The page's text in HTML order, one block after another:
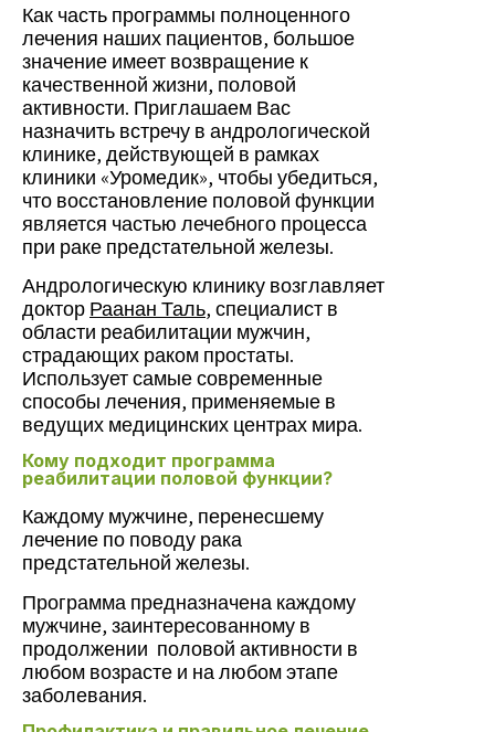
Как часть программы полноценного
лечения наших пациентов, большое
значение имеет возвращение к
качественной жизни, половой
активности. Приглашаем Вас
назначить встречу в андрологической
клинике, действующей в рамках
клиники «Уромедик», чтобы убедиться,
что восстановление половой функции
является частью лечебного процесса
при раке предстательной железы.
Андрологическую клинику возглавляет
доктор Раанан Таль, специалист в
области реабилитации мужчин,
страдающих раком простаты.
Использует самые современные
способы лечения, применяемые в
ведущих медицинских центрах мира.
Кому подходит программа
реабилитации половой функции?
Каждому мужчине, перенесшему
лечение по поводу рака
предстательной железы.
Программа предназначена каждому
мужчине, заинтересованному в
продолжении половой активности в
любом возрасте и на любом этапе
заболевания.